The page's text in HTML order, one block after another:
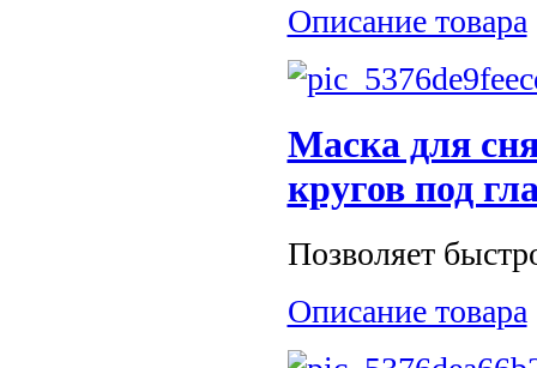
Описание товара
Маска для
кругов под
Позволяет
Описание товара